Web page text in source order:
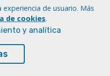
de usuario. Más
de cookies.
y analítica